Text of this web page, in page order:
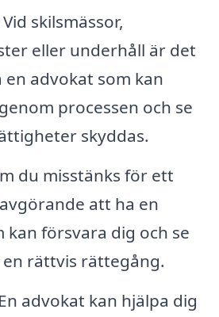
Vid skilsmässor,
eller underhåll är det
advokat som kan
processen och se
skyddas.
du misstänks för ett
att ha en
kan försvara dig och se
rättvis rättegång.
En advokat kan hjälpa dig